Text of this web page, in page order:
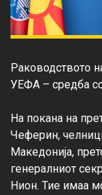
Раководството
УЕФА – средба
На покана на
Чеферин,
Македонија,
генералниот
Нион. Тие имаа